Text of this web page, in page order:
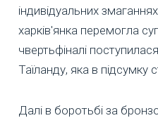
індивідуальних
харків'янка перемогла
чвертьфіналі
Таїланду, яка в підсумку
Далі в боротьбі за